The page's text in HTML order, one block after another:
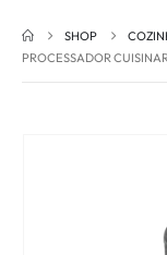
SHOP
PROCESSADOR